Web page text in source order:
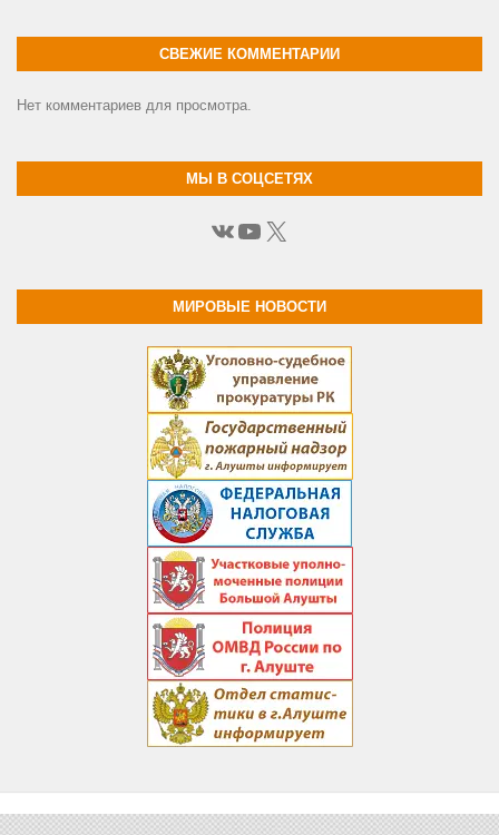
СВЕЖИЕ КОММЕНТАРИИ
Нет комментариев для просмотра.
МЫ В СОЦСЕТЯХ
ВКонтакте
YouTube
X
МИРОВЫЕ НОВОСТИ